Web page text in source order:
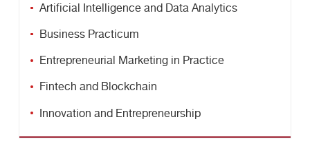
Artificial Intelligence and Data Analytics
Business Practicum
Entrepreneurial Marketing in Practice
Fintech and Blockchain
Innovation and Entrepreneurship